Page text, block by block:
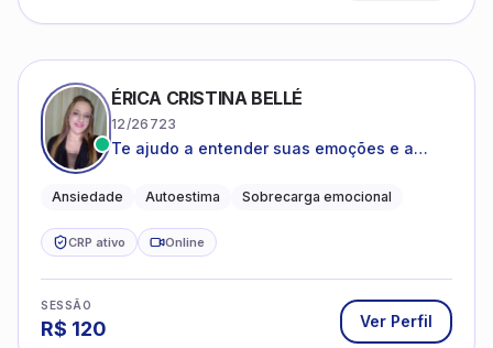
ÉRICA CRISTINA BELLÉ
12/26723
Te ajudo a entender suas emoções e a
que você está vivendo
Ansiedade Autoestima Sobrecarga emocional
CRP ativo Online
SESSÃO
R$ 120 Ver Perfil